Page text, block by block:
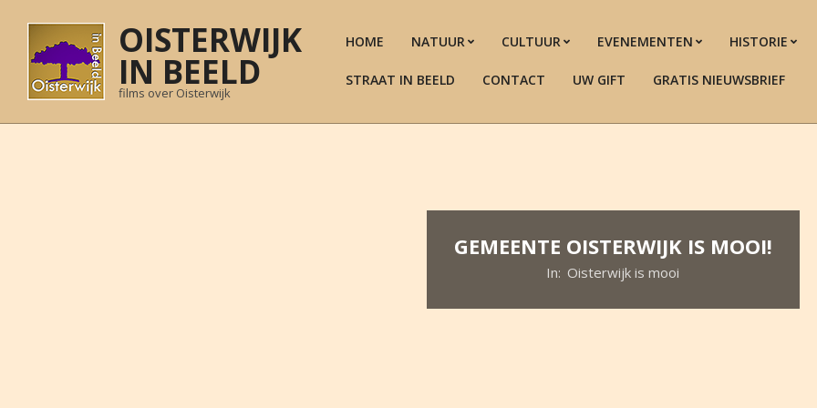
content
OISTERWIJK
IN BEELD
films over Oisterwijk
HOME NATUUR CULTUUR EVENEMENTEN HISTORIE
STRAAT IN BEELD CONTACT UW GIFT GRATIS NIEUWSBRIEF
GEMEENTE OISTERWIJK IS MOOI!
In: Oisterwijk is mooi